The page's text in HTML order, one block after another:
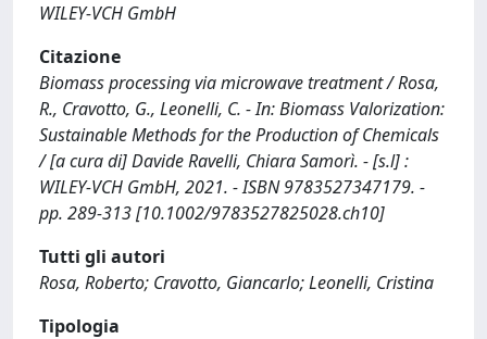
WILEY‐VCH GmbH
Citazione
Biomass processing via microwave treatment / Rosa,
R., Cravotto, G., Leonelli, C. - In: Biomass Valorization:
Sustainable Methods for the Production of Chemicals
/ [a cura di] Davide Ravelli, Chiara Samorì. - [s.l] :
WILEY‐VCH GmbH, 2021. - ISBN 9783527347179. -
pp. 289-313 [10.1002/9783527825028.ch10]
Tutti gli autori
Rosa, Roberto; Cravotto, Giancarlo; Leonelli, Cristina
Tipologia